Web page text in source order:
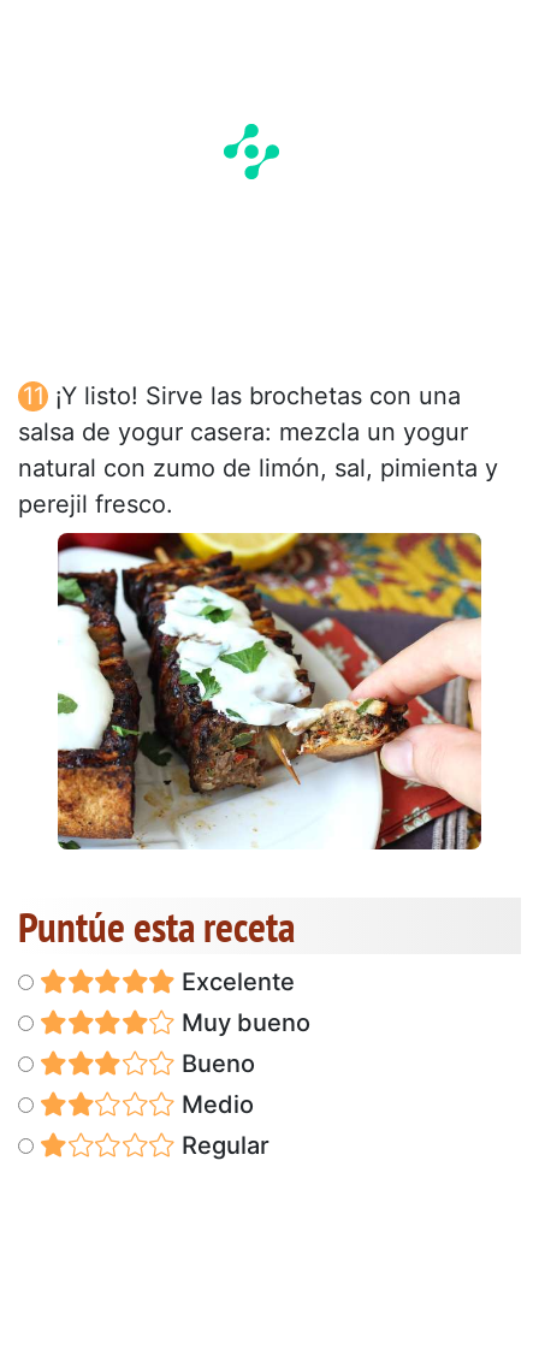
¡Y listo! Sirve las brochetas con una
salsa de yogur casera: mezcla un yogur
natural con zumo de limón, sal, pimienta y
perejil fresco.
Puntúe esta receta
Excelente
Muy bueno
Bueno
Medio
Regular